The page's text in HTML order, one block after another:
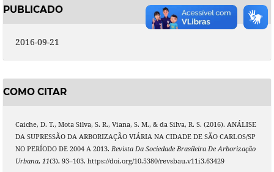
PUBLICADO
2016-09-21
COMO CITAR
Caiche, D. T., Mota Silva, S. R., Viana, S. M., & da Silva, R. S. (2016). ANÁLISE
DA SUPRESSÃO DA ARBORIZAÇÃO VIÁRIA NA CIDADE DE SÃO CARLOS/SP
NO PERÍODO DE 2004 A 2013. Revista Da Sociedade Brasileira De Arborização
Urbana, 11(3), 93–103. https://doi.org/10.5380/revsbau.v11i3.63429